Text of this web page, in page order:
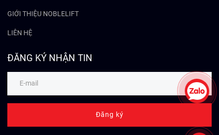
GIỚI THIỆU NOBLELIFT
LIÊN HỆ
ĐĂNG KÝ NHẬN TIN
Đăng ký